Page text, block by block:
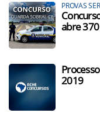
PROVAS
abre
2019